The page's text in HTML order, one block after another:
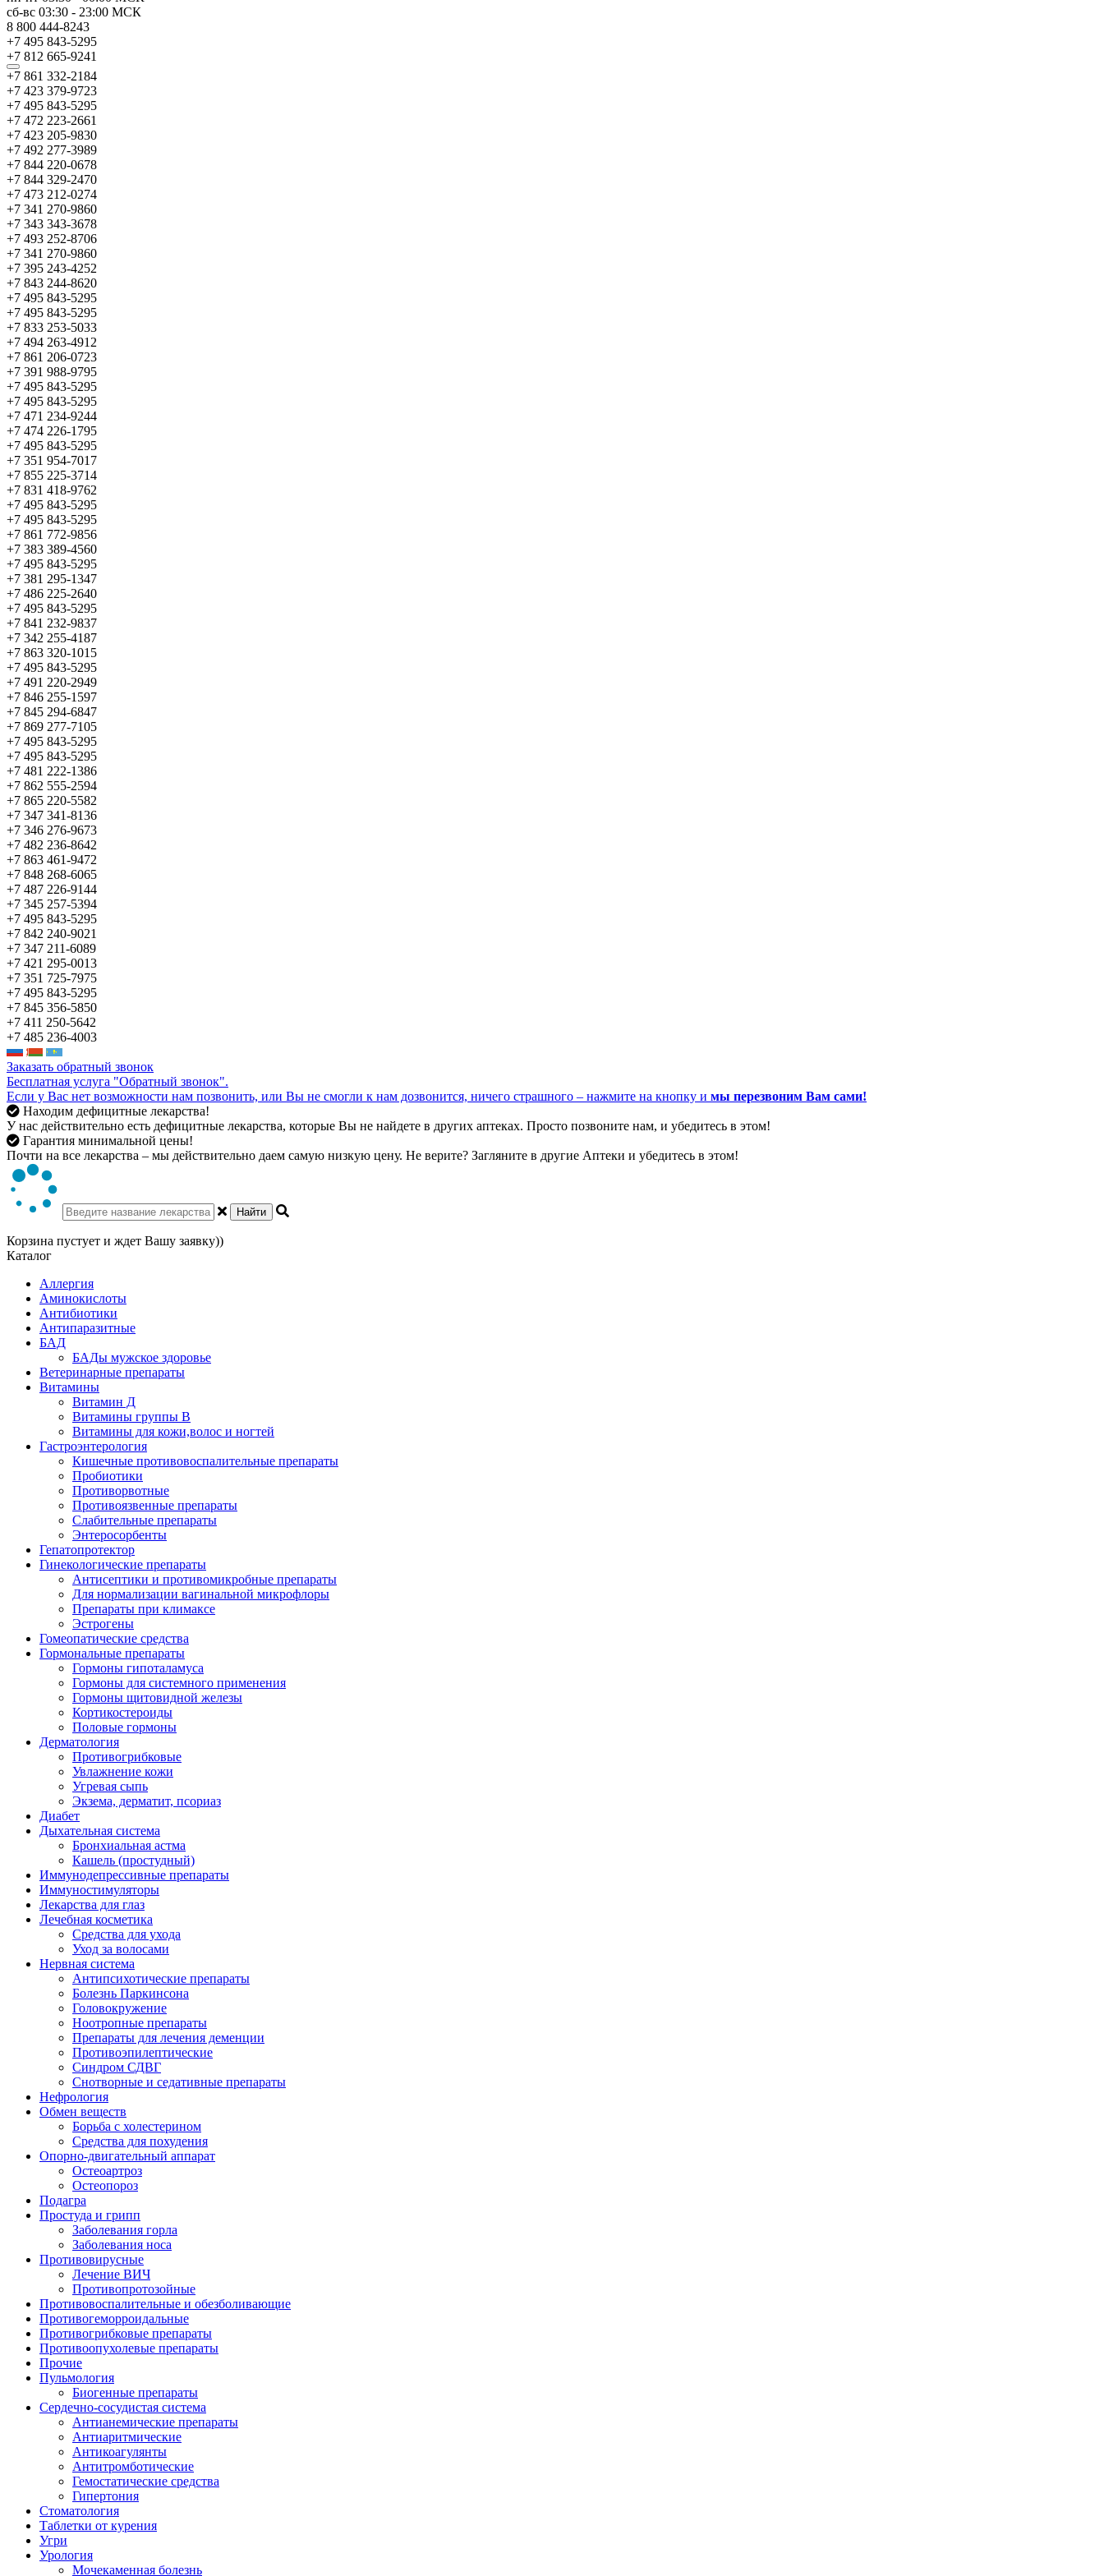
сб-вс 03:30 - 23:00 МСК
8 800 444-8243
+7 495 843-5295
+7 812 665-9241
+7 861 332-2184
+7 423 379-9723
+7 495 843-5295
+7 472 223-2661
+7 423 205-9830
+7 492 277-3989
+7 844 220-0678
+7 844 329-2470
+7 473 212-0274
+7 341 270-9860
+7 343 343-3678
+7 493 252-8706
+7 341 270-9860
+7 395 243-4252
+7 843 244-8620
+7 495 843-5295
+7 495 843-5295
+7 833 253-5033
+7 494 263-4912
+7 861 206-0723
+7 391 988-9795
+7 495 843-5295
+7 495 843-5295
+7 471 234-9244
+7 474 226-1795
+7 495 843-5295
+7 351 954-7017
+7 855 225-3714
+7 831 418-9762
+7 495 843-5295
+7 495 843-5295
+7 861 772-9856
+7 383 389-4560
+7 495 843-5295
+7 381 295-1347
+7 486 225-2640
+7 495 843-5295
+7 841 232-9837
+7 342 255-4187
+7 863 320-1015
+7 495 843-5295
+7 491 220-2949
+7 846 255-1597
+7 845 294-6847
+7 869 277-7105
+7 495 843-5295
+7 495 843-5295
+7 481 222-1386
+7 862 555-2594
+7 865 220-5582
+7 347 341-8136
+7 346 276-9673
+7 482 236-8642
+7 863 461-9472
+7 848 268-6065
+7 487 226-9144
+7 345 257-5394
+7 495 843-5295
+7 842 240-9021
+7 347 211-6089
+7 421 295-0013
+7 351 725-7975
+7 495 843-5295
+7 845 356-5850
+7 411 250-5642
+7 485 236-4003
Заказать обратный звонок
Бесплатная услуга "Обратный звонок".
Если у Вас нет возможности нам позвонить, или Вы не смогли к нам дозвонится, ничего страшного – нажмите на кнопку и мы перезвоним Вам сами!
Находим дефицитные лекарства!
У нас действительно есть дефицитные лекарства, которые Вы не найдете в других аптеках. Просто позвоните нам, и убедитесь в этом!
Гарантия минимальной цены!
Почти на все лекарства – мы действительно даем самую низкую цену. Не верите? Загляните в другие Аптеки и убедитесь в этом!
Найти
Корзина пустует и ждет Вашу заявку))
Каталог
Аллергия
Аминокислоты
Антибиотики
Антипаразитные
БАД
БАДы мужское здоровье
Ветеринарные препараты
Витамины
Витамин Д
Витамины группы В
Витамины для кожи,волос и ногтей
Гастроэнтерология
Кишечные противовоспалительные препараты
Пробиотики
Противорвотные
Противоязвенные препараты
Слабительные препараты
Энтеросорбенты
Гепатопротектор
Гинекологические препараты
Антисептики и противомикробные препараты
Для нормализации вагинальной микрофлоры
Препараты при климаксе
Эстрогены
Гомеопатические средства
Гормональные препараты
Гормоны гипоталамуса
Гормоны для системного применения
Гормоны щитовидной железы
Кортикостероиды
Половые гормоны
Дерматология
Противогрибковые
Увлажнение кожи
Угревая сыпь
Экзема, дерматит, псориаз
Диабет
Дыхательная система
Бронхиальная астма
Кашель (простудный)
Иммунодепрессивные препараты
Иммуностимуляторы
Лекарства для глаз
Лечебная косметика
Средства для ухода
Уход за волосами
Нервная система
Антипсихотические препараты
Болезнь Паркинсона
Головокружение
Ноотропные препараты
Препараты для лечения деменции
Противоэпилептические
Синдром СДВГ
Снотворные и седативные препараты
Нефрология
Обмен веществ
Борьба с холестерином
Средства для похудения
Опорно-двигательный аппарат
Остеоартроз
Остеопороз
Подагра
Простуда и грипп
Заболевания горла
Заболевания носа
Противовирусные
Лечение ВИЧ
Противопротозойные
Противовоспалительные и обезболивающие
Противогеморроидальные
Противогрибковые препараты
Противоопухолевые препараты
Прочие
Пульмология
Биогенные препараты
Сердечно-сосудистая система
Антианемические препараты
Антиаритмические
Антикоагулянты
Антитромботические
Гемостатические средства
Гипертония
Стоматология
Таблетки от курения
Угри
Урология
Мочекаменная болезнь